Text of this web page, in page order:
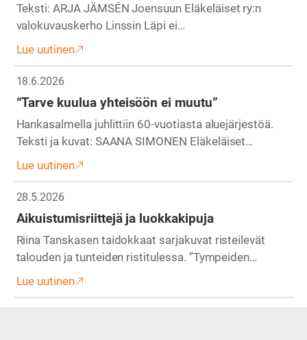
Teksti: ARJA JÄMSÉN Joensuun Eläkeläiset ry:n
valokuvauskerho Linssin Läpi ei…
Lue uutinen
18.6.2026
“Tarve kuulua yhteisöön ei muutu”
Hankasalmella juhlittiin 60-vuotiasta aluejärjestöä.
Teksti ja kuvat: SAANA SIMONEN Eläkeläiset…
Lue uutinen
28.5.2026
Aikuistumisriittejä ja luokkakipuja
Riina Tanskasen taidokkaat sarjakuvat risteilevät
talouden ja tunteiden ristitulessa. ”Tympeiden…
Lue uutinen